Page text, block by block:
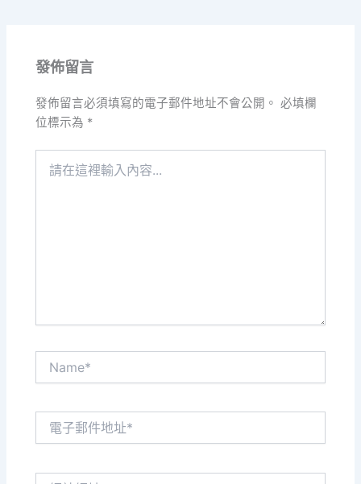
發佈留言
發佈留言必須填寫的電子郵件地址不會公開。 必填欄
位標示為 *